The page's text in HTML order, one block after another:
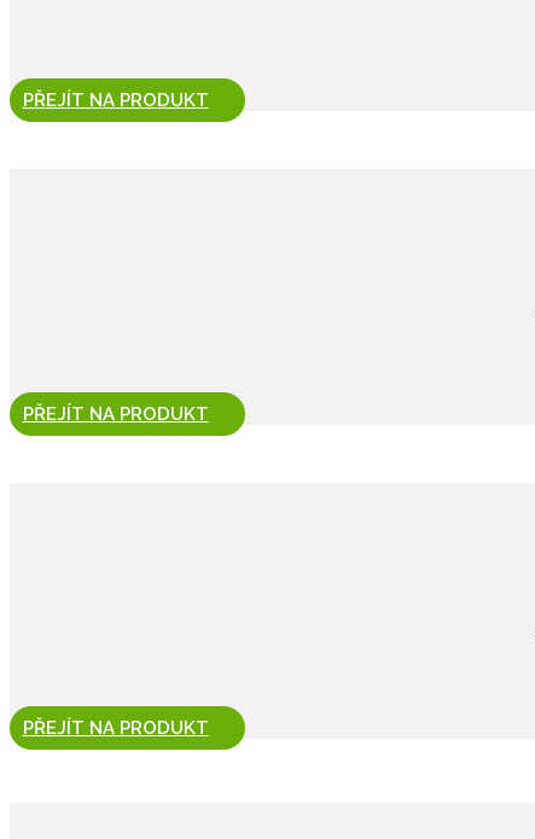
PŘEJÍT NA PRODUKT
PŘEJÍT NA PRODUKT
PŘEJÍT NA PRODUKT